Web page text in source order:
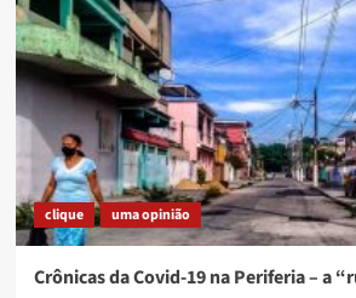
NA
PONTE
PARA
O
FUTURO
clique uma opinião
Crônicas da Covid-19 na Periferia – a